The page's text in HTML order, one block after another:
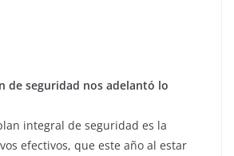
de seguridad nos adelantó lo
integral de seguridad es la
efectivos, que este año al estar